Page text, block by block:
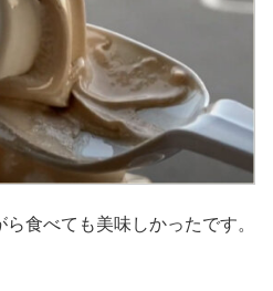
食べても美味しかったです。